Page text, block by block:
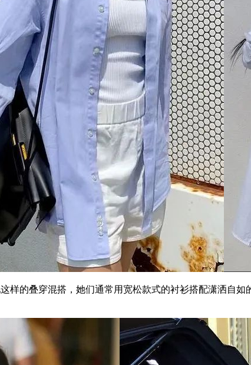
的叠穿混搭，她们通常用宽松款式的衬衫搭配潇洒自如